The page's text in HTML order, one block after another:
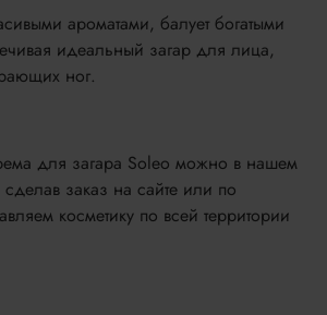
ароматами, балует богатыми
идеальный загар для лица,
ног.
для загара Soleo можно в нашем
сделав заказ на сайте или по
косметику по всей территории